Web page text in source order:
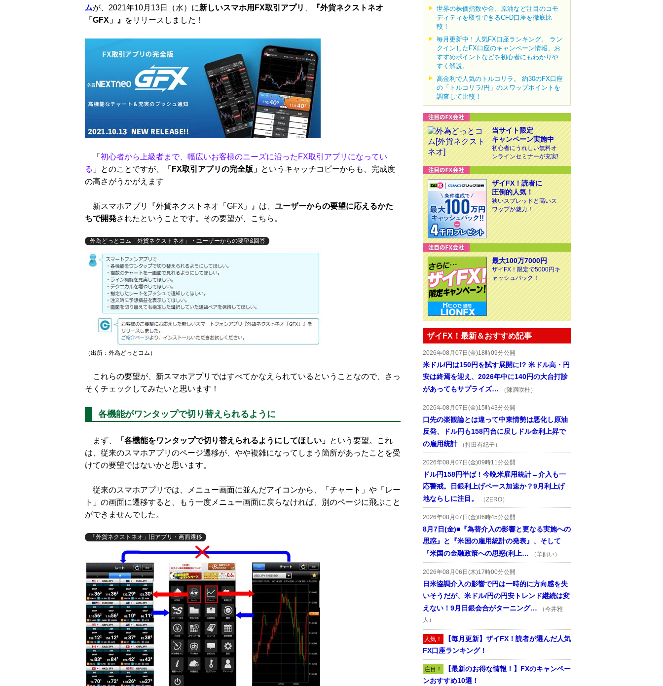
ムが、2021年10月13日（水）に新しいスマホ用FX取引アプリ
『外貨ネクストネオ
「GFX」』
をリリースしました！
「 初心者から上級者まで、幅広いお客様のニーズに沿ったFX取引アプリになってい
る 」とのことですが、 「FX取引アプリの完全版」 というキャッチコピーからも、完成度
の高さがうかがえます
新スマホアプリ『外貨ネクストネオ「GFX」』は、 ユーザーからの要望に応えるかた
ちで開発されたということです。その要望が、こちら。
外為どっとコム「外貨ネクストネオ」・ユーザーからの要望&回答
（出所：外為どっとコム）
これらの要望が、新スマホアプリではすべてかなえられているということなので、さっ
そくチェックしてみたいと思います！
各機能がワンタップで切り替えられるように
まず、 「各機能をワンタップで切り替えられるようにしてほしい」 という要望。これ
は、従来のスマホアプリのページ遷移が、やや複雑になってしまう箇所があったことを受
けての要望ではないかと思います。
従来のスマホアプリでは、メニュー画面に並んだアイコンから、「チャート」や「レー
ト」の画面に遷移すると、もう一度メニュー画面に戻らなければ、別のページに飛ぶこと
ができませんでした。
「外貨ネクストネオ」旧アプリ・画面遷移
世界の株価指数や金、原油など注目のコモ
ディティを取引できるCFD口座を徹底比
較！
毎月更新中！人気FX口座ランキング。 ラン
クインしたFX口座のキャンペーン情報、お
すすめポイントなどを初心者にもわかりや
すく解説。
高金利で人気のトルコリラ。 約30のFX口座
の「トルコリラ/円」のスワップポイントを
調査して比較！
当サイト限定
キャンペーン実施中
初心者にうれしい無料オ
ンラインセミナーが充実!
ザイFX！読者に
圧倒的人気！
狭いスプレッドと高いス
ワップが魅力！
最大100万7000円
ザイFX！限定で5000円キ
ャッシュバック！
ザイFX！最新＆おすすめ記事
2026年08月07日(金)18時09分公開
米ドル/円は150円を試す展開に!? 米ドル高・円
安は終焉を迎え、2026年中に140円の大台打診
があってもサプライズ…
（陳満咲杜）
2026年08月07日(金)15時43分公開
口先の楽観論とは違って中東情勢は悪化し原油
反発、ドル円も158円台に戻しドル金利上昇で
の雇用統計
（持田有紀子）
2026年08月07日(金)09時11分公開
ドル円158円半ば！今晩米雇用統計→介入も一
応警戒。日銀利上げペース加速か？9月利上げ
地ならしに注目。
（ZERO）
2026年08月07日(金)06時45分公開
8月7日(金)■『為替介入の影響と更なる実施への
思惑』と『米国の雇用統計の発表』、そして
『米国の金融政策への思惑(利上…
（羊飼い）
2026年08月06日(木)17時00分公開
日米協調介入の影響で円は一時的に方向感を失
いそうだが、米ドル/円の円安トレンド継続は変
えない！9月日銀会合がターニング…
（今井雅
人）
人気！ 【毎月更新】ザイFX！読者が選んだ人気
FX口座ランキング！
注目！ 【最新のお得な情報！】FXのキャンペー
ンおすすめ10選！